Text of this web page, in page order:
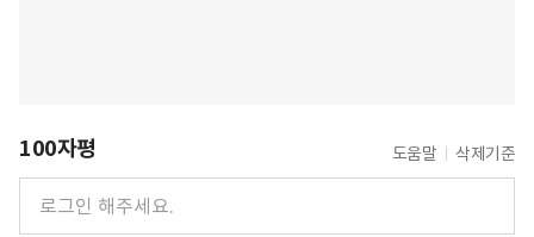
100자평 도움말 삭제기준